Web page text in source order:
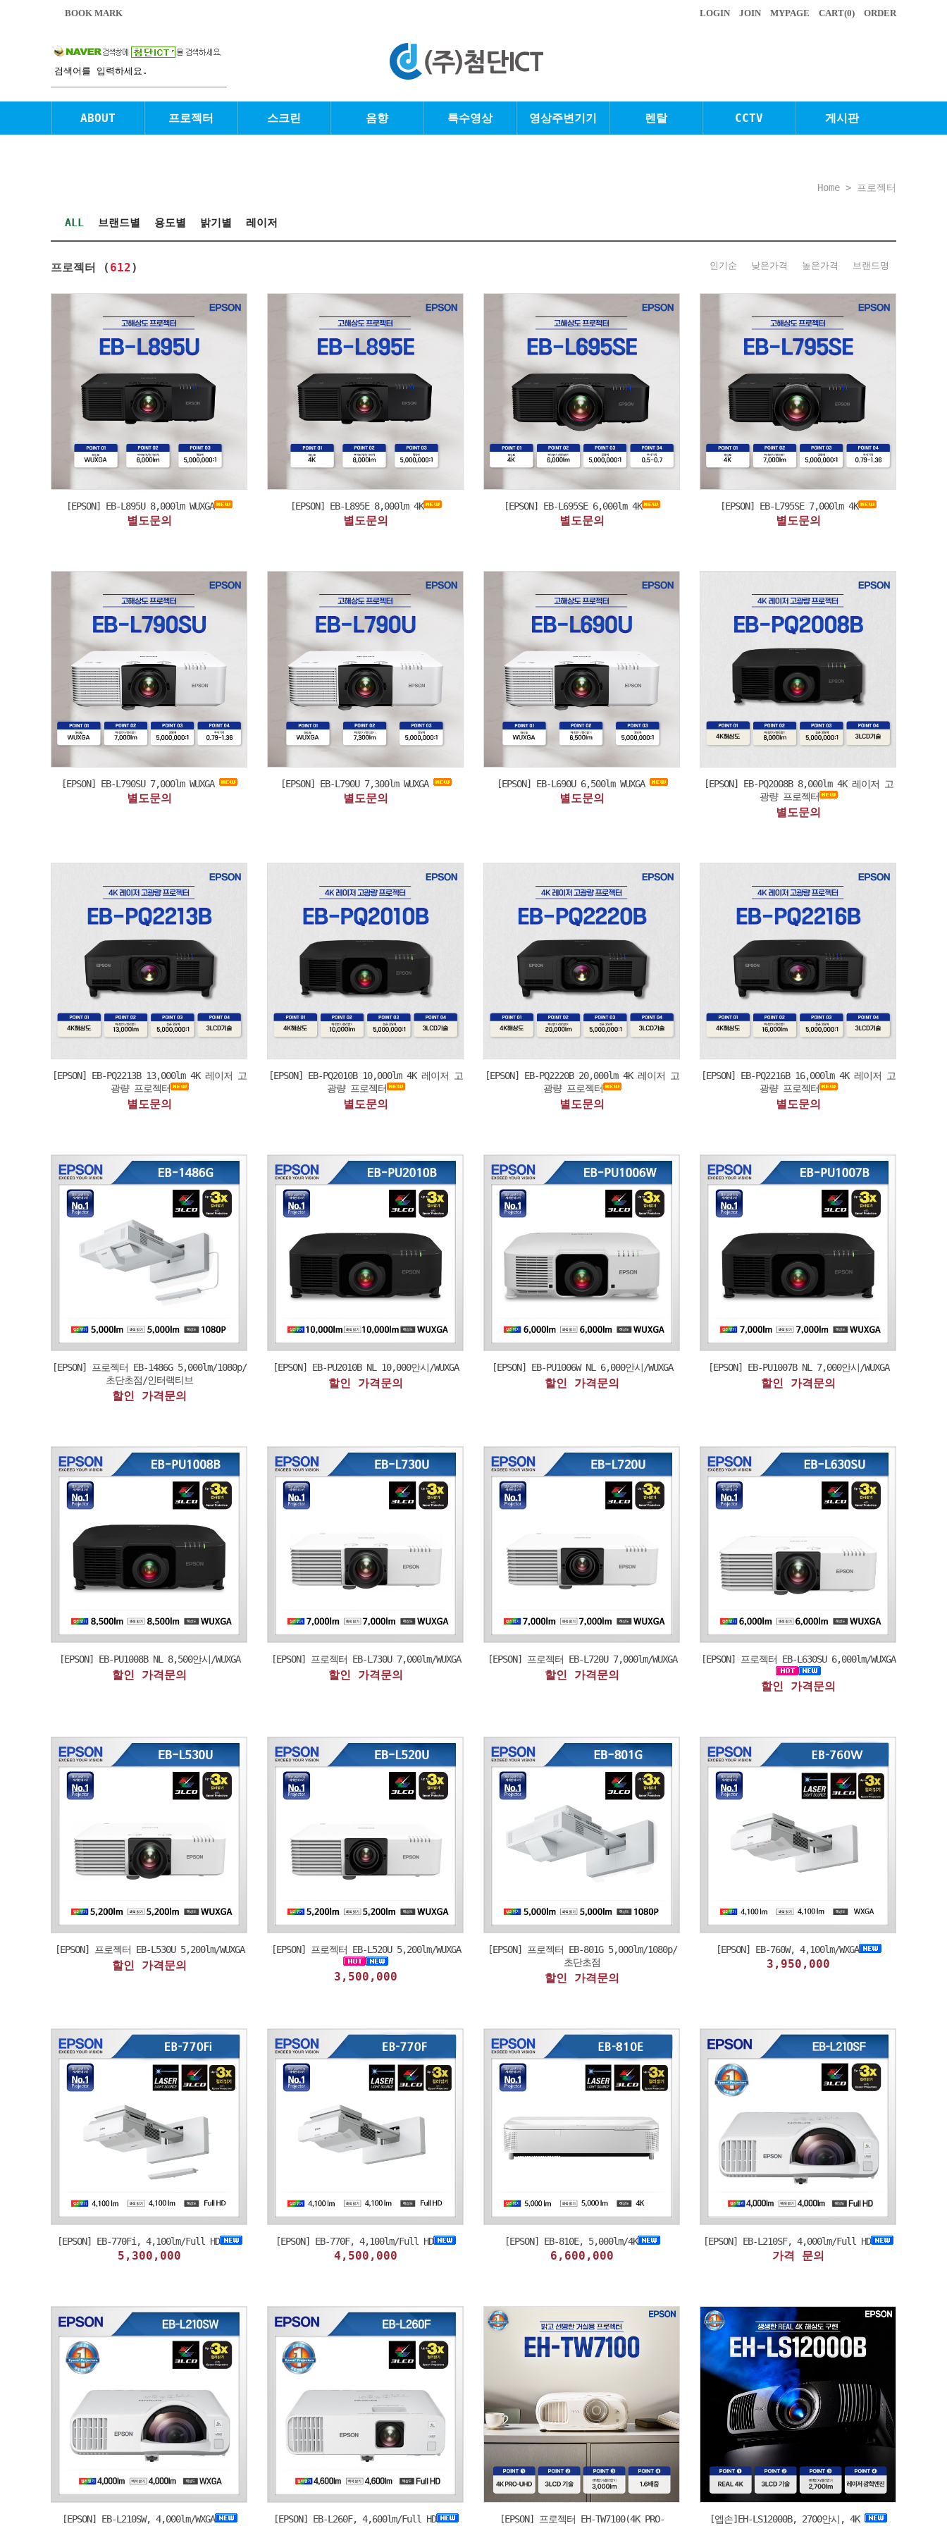
BOOK MARK LOGIN JOIN MYPAGE CART(0) ORDER
ABOUT 프로젝터 스크린 음향 특수영상 영상주변기기 렌탈 CCTV 게시판
Home > 프로젝터
ALL 브랜드별 용도별 밝기별 레이저
프로젝터 ( 612) 인기순 낮은가격 높은가격 브랜드명
[EPSON] EB-L895U 8,000lm WUXGA
별도문의
[EPSON] EB-L895E 8,000lm 4K
별도문의
[EPSON] EB-L695SE 6,000lm 4K
별도문의
[EPSON] EB-L795SE 7,000lm 4K
별도문의
[EPSON] EB-L790SU 7,000lm WUXGA
별도문의
[EPSON] EB-L790U 7,300lm WUXGA
별도문의
[EPSON] EB-L690U 6,500lm WUXGA
별도문의
[EPSON] EB-PQ2008B 8,000lm 4K 레이저 고
광량 프로젝터
별도문의
[EPSON] EB-PQ2213B 13,000lm 4K 레이저 고
광량 프로젝터
별도문의
[EPSON] EB-PQ2010B 10,000lm 4K 레이저 고
광량 프로젝터
별도문의
[EPSON] EB-PQ2220B 20,000lm 4K 레이저 고
광량 프로젝터
별도문의
[EPSON] EB-PQ2216B 16,000lm 4K 레이저 고
광량 프로젝터
별도문의
[EPSON] 프로젝터 EB-1486G 5,000lm/1080p/
초단초점/인터랙티브
할인 가격문의
[EPSON] EB-PU2010B NL 10,000안시/WUXGA
할인 가격문의
[EPSON] EB-PU1006W NL 6,000안시/WUXGA
할인 가격문의
[EPSON] EB-PU1007B NL 7,000안시/WUXGA
할인 가격문의
[EPSON] EB-PU1008B NL 8,500안시/WUXGA
할인 가격문의
[EPSON] 프로젝터 EB-L730U 7,000lm/WUXGA
할인 가격문의
[EPSON] 프로젝터 EB-L720U 7,000lm/WUXGA
할인 가격문의
[EPSON] 프로젝터 EB-L630SU 6,000lm/WUXGA
할인 가격문의
[EPSON] 프로젝터 EB-L530U 5,200lm/WUXGA
할인 가격문의
[EPSON] 프로젝터 EB-L520U 5,200lm/WUXGA
3,500,000
[EPSON] 프로젝터 EB-801G 5,000lm/1080p/
초단초점
할인 가격문의
[EPSON] EB-760W, 4,100lm/WXGA
3,950,000
[EPSON] EB-770Fi, 4,100lm/Full HD
5,300,000
[EPSON] EB-770F, 4,100lm/Full HD
4,500,000
[EPSON] EB-810E, 5,000lm/4K
6,600,000
[EPSON] EB-L210SF, 4,000lm/Full HD
가격 문의
[EPSON] EB-L210SW, 4,000lm/WXGA [EPSON] EB-L260F, 4,600lm/Full HD [EPSON] 프로젝터 EH-TW7100(4K PRO- [엡손]EH-LS12000B, 2700안시, 4K